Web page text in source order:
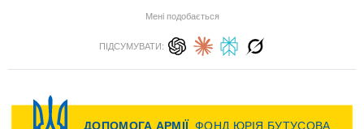
Мені подобається
ПІДСУМУВАТИ: